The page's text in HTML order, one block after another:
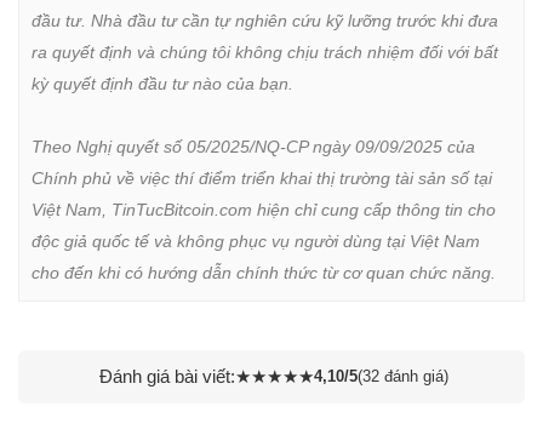
đầu tư. Nhà đầu tư cần tự nghiên cứu kỹ lưỡng trước khi đưa
ra quyết định và chúng tôi không chịu trách nhiệm đối với bất
kỳ quyết định đầu tư nào của bạn.
Theo Nghị quyết số 05/2025/NQ-CP ngày 09/09/2025 của
Chính phủ về việc thí điểm triển khai thị trường tài sản số tại
Việt Nam, TinTucBitcoin.com hiện chỉ cung cấp thông tin cho
độc giả quốc tế và không phục vụ người dùng tại Việt Nam
cho đến khi có hướng dẫn chính thức từ cơ quan chức năng.
Đánh giá bài viết:★★★★★4,10/5(32 đánh giá)